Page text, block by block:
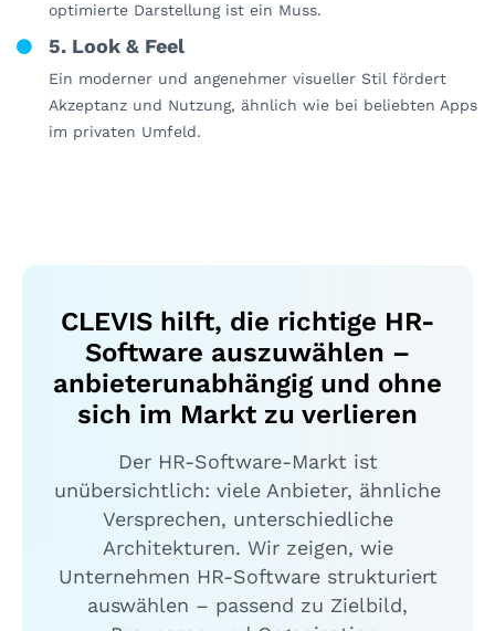
optimierte Darstellung ist ein Muss.
5. Look & Feel
Ein moderner und angenehmer visueller Stil fördert
Akzeptanz und Nutzung, ähnlich wie bei beliebten Apps
im privaten Umfeld.
CLEVIS hilft, die richtige HR-
Software auszuwählen –
anbieterunabhängig und ohne
sich im Markt zu verlieren
Der HR-Software-Markt ist
unübersichtlich: viele Anbieter, ähnliche
Versprechen, unterschiedliche
Architekturen. Wir zeigen, wie
Unternehmen HR-Software strukturiert
auswählen – passend zu Zielbild,